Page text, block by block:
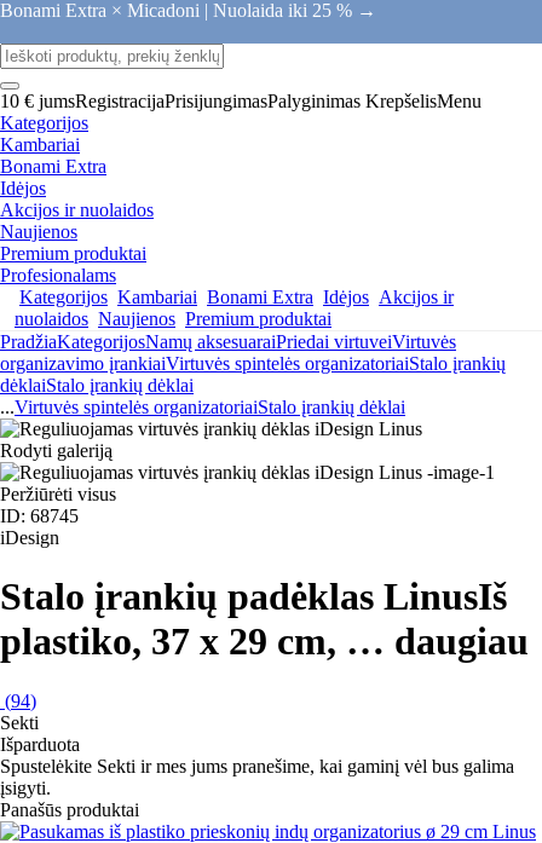
Bonami Extra × Micadoni | Nuolaida iki 25 % →
10 € jumsRegistracijaPrisijungimasPalyginimas KrepšelisMenu
Kategorijos
Kambariai
Bonami Extra
Idėjos
Akcijos ir nuolaidos
Naujienos
Premium produktai
Profesionalams
Kategorijos Kambariai Bonami Extra Idėjos Akcijos ir
nuolaidos Naujienos Premium produktai
PradžiaKategorijosNamų aksesuaraiPriedai virtuveiVirtuvės
organizavimo įrankiaiVirtuvės spintelės organizatoriaiStalo įrankių
dėklaiStalo įrankių dėklai
...Virtuvės spintelės organizatoriaiStalo įrankių dėklai
Rodyti galeriją
Peržiūrėti visus
ID: 68745
iDesign
Stalo įrankių padėklas LinusIš
plastiko, 37 x 29 cm, … daugiau
(94)
Sekti
Išparduota
Spustelėkite Sekti ir mes jums pranešime, kai gaminį vėl bus galima
įsigyti.
Panašūs produktai